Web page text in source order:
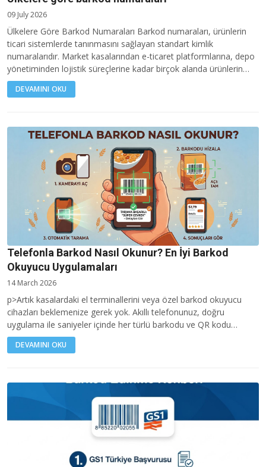
09 July 2026
Ülkelere Göre Barkod Numaraları Barkod numaraları, ürünlerin
ticari sistemlerde tanınmasını sağlayan standart kimlik
numaralarıdır. Market kasalarından e-ticaret platformlarına, depo
yönetiminden lojistik süreçlerine kadar birçok alanda ürünlerin…
DEVAMINI OKU
Telefonla Barkod Nasıl Okunur? En İyi Barkod
Okuyucu Uygulamaları
14 March 2026
p>Artık kasalardaki el terminallerini veya özel barkod okuyucu
cihazları beklemenize gerek yok. Akıllı telefonunuz, doğru
uygulama ile saniyeler içinde her türlü barkodu ve QR kodu…
DEVAMINI OKU